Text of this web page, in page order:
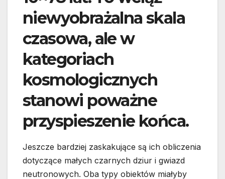
niewyobrażalna skala
czasowa, ale w
kategoriach
kosmologicznych
stanowi poważne
przyspieszenie końca.
Jeszcze bardziej zaskakujące są ich obliczenia
dotyczące małych czarnych dziur i gwiazd
neutronowych. Oba typy obiektów miałyby